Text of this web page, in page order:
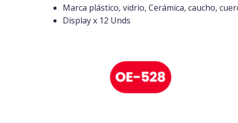
Marca plástico, vidrio, Cerámica, caucho,
Display x 12 Unds